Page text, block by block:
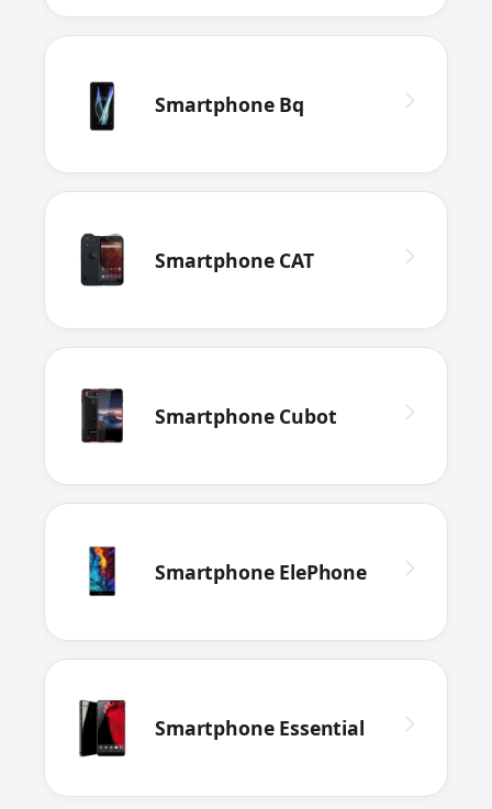
Smartphone Bq
Smartphone CAT
Smartphone Cubot
Smartphone ElePhone
Smartphone Essential